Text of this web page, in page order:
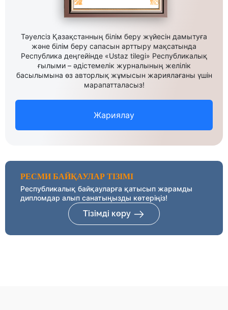
Тәуелсіз Қазақстанның білім беру жүйесін дамытуға
және білім беру сапасын арттыру мақсатында
Республика деңгейінде «Ustaz tilegi» Республикалық
ғылыми – әдістемелік журналының желілік
басылымына өз авторлық жұмысын жариялағаны үшін
марапатталасыз!
Жариялау
РЕСМИ БАЙҚАУЛАР ТІЗІМІ
Республикалық байқауларға қатысып жарамды
дипломдар алып санатыңызды көтеріңіз!
Тізімді көру